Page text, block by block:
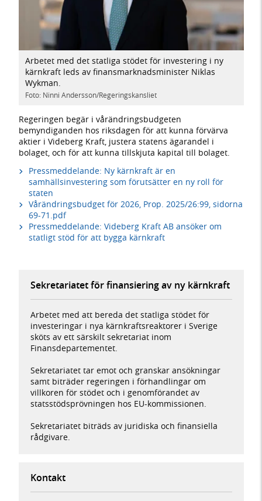
Arbetet med det statliga stödet för investering i ny
kärnkraft leds av finansmarknadsminister Niklas
Wykman.
Foto: Ninni Andersson/Regeringskansliet
Regeringen begär i vårändringsbudgeten
bemyndiganden hos riksdagen för att kunna förvärva
aktier i Videberg Kraft, justera statens ägarandel i
bolaget, och för att kunna tillskjuta kapital till bolaget.
Pressmeddelande: Ny kärnkraft är en
samhällsinvestering som förutsätter en ny roll för
staten
Vårändringsbudget för 2026, Prop. 2025/26:99, sidorna
69-71.pdf
Pressmeddelande: Videberg Kraft AB ansöker om
statligt stöd för att bygga kärnkraft
Sekretariatet för finansiering av ny kärnkraft
Arbetet med att bereda det statliga stödet för
investeringar i nya kärnkraftsreaktorer i Sverige
sköts av ett särskilt sekretariat inom
Finansdepartementet.
Sekretariatet tar emot och granskar ansökningar
samt biträder regeringen i förhandlingar om
villkoren för stödet och i genomförandet av
statsstödsprövningen hos EU-kommissionen.
Sekretariatet biträds av juridiska och finansiella
rådgivare.
Kontakt